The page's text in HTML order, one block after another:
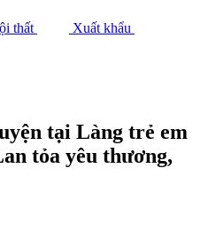
thất Xuất khẩu
tại Làng trẻ em
tỏa yêu thương,